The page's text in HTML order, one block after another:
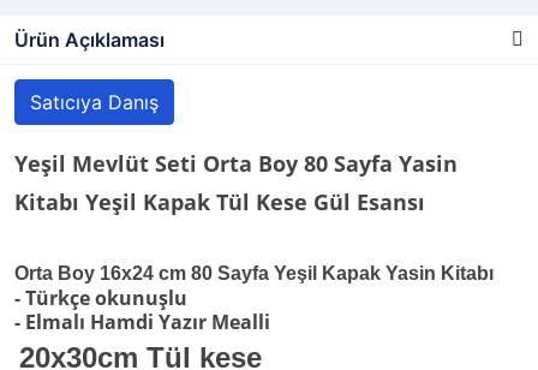
Ürün Açıklaması
Satıcıya Danış
Yeşil Mevlüt Seti Orta Boy 80 Sayfa Yasin
Kitabı Yeşil Kapak Tül Kese Gül Esansı
Orta Boy 16x24 cm 80 Sayfa Yeşil Kapak Yasin Kitabı
- Türkçe okunuşlu
- Elmalı Hamdi Yazır Mealli
20x30cm Tül kese